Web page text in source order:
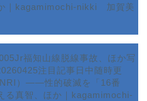
｜kagamimochi-nikki 加賀美
福知山線脱線事故、ほか写
注目記事日中随時更
）――性的破滅を「16番
る真智、ほか｜kagamimochi-
ホーム